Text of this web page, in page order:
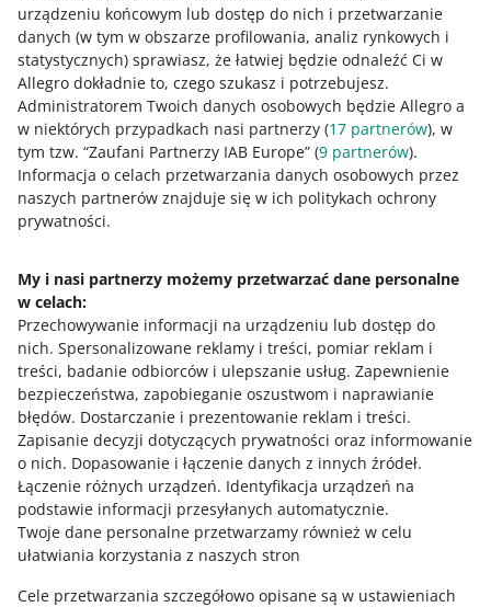
urządzeniu końcowym lub dostęp do nich i przetwarzanie
danych (w tym w obszarze profilowania, analiz rynkowych i
statystycznych) sprawiasz, że łatwiej będzie odnaleźć Ci w
Allegro dokładnie to, czego szukasz i potrzebujesz.
Administratorem Twoich danych osobowych będzie Allegro a
w niektórych przypadkach nasi partnerzy (17 partnerów), w
tym tzw. “Zaufani Partnerzy IAB Europe” (9 partnerów).
Informacja o celach przetwarzania danych osobowych przez
naszych partnerów znajduje się w ich politykach ochrony
prywatności.
My i nasi partnerzy możemy przetwarzać dane personalne
w celach:
Przechowywanie informacji na urządzeniu lub dostęp do
nich. Spersonalizowane reklamy i treści, pomiar reklam i
treści, badanie odbiorców i ulepszanie usług. Zapewnienie
bezpieczeństwa, zapobieganie oszustwom i naprawianie
błędów. Dostarczanie i prezentowanie reklam i treści.
Zapisanie decyzji dotyczących prywatności oraz informowanie
o nich. Dopasowanie i łączenie danych z innych źródeł.
Łączenie różnych urządzeń. Identyfikacja urządzeń na
podstawie informacji przesyłanych automatycznie.
Twoje dane personalne przetwarzamy również w celu
ułatwiania korzystania z naszych stron
Cele przetwarzania szczegółowo opisane są w ustawieniach
Jak oceniasz te zmiany/nowości?
0 - Porażka
10 - Rewelacja
0 1 2 3 4 5 6
Potrzebujesz pomocy?
Skontaktuj się z nami
Zapytaj społeczność
Zajrzyj na Allegro Gadane